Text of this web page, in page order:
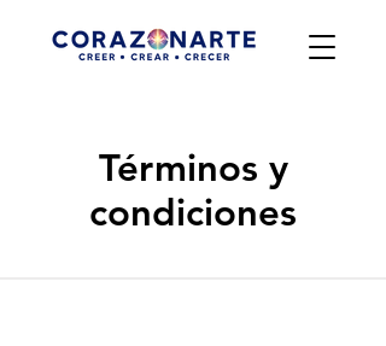
Términos y
condiciones